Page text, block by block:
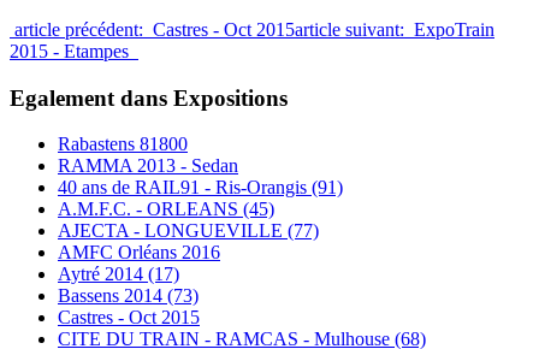
article précédent: Castres - Oct 2015article suivant: ExpoTrain
2015 - Etampes
Egalement dans Expositions
Rabastens 81800
RAMMA 2013 - Sedan
40 ans de RAIL91 - Ris-Orangis (91)
A.M.F.C. - ORLEANS (45)
AJECTA - LONGUEVILLE (77)
AMFC Orléans 2016
Aytré 2014 (17)
Bassens 2014 (73)
Castres - Oct 2015
CITE DU TRAIN - RAMCAS - Mulhouse (68)